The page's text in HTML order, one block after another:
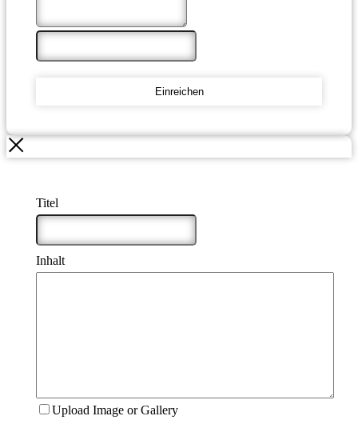
Einreichen
Titel
Inhalt
Upload Image or Gallery